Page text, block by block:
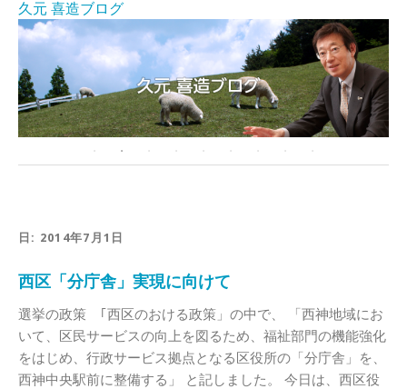
久元 喜造ブログ
日: 2014年7月1日
西区「分庁舎」実現に向けて
選挙の政策 ｢西区のおける政策」の中で、 「西神地域にお
いて、区民サービスの向上を図るため、福祉部門の機能強化
をはじめ、行政サービス拠点となる区役所の「分庁舎」を、
西神中央駅前に整備する」 と記しました。 今日は、西区役